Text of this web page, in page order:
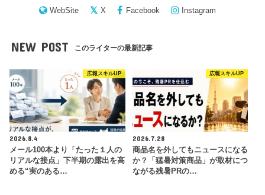
WebSite X Facebook Instagram
NEW POST このライターの最新記事
広報スキルUP
2026.8.4
メール100本より「たった１人の
リアルな接点」下半期の露出を高
める“実のある…
広報スキルUP
2026.7.28
商品名を外してもニュースになる
か？「猛暑対策商品」が取材につ
ながる残暑PRの…